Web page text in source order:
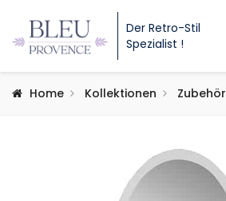
Der Retro-Stil
Spezialist !
Home Kollektionen Zubehör